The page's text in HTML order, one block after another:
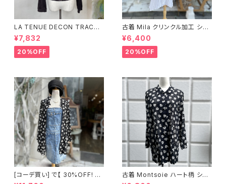
LA TENUE DECON TRACTE
E ブラウンジャケット
¥7,832
20%OFF
古着 Mila クリンクル加工 シャ
ツワンピース
¥6,400
20%OFF
[コーデ買い] で【 30%OFF! 】2
点 ショート丈 デニム サロペット
古着 Montsoie ハート柄 シア
ーシャツ ブラック